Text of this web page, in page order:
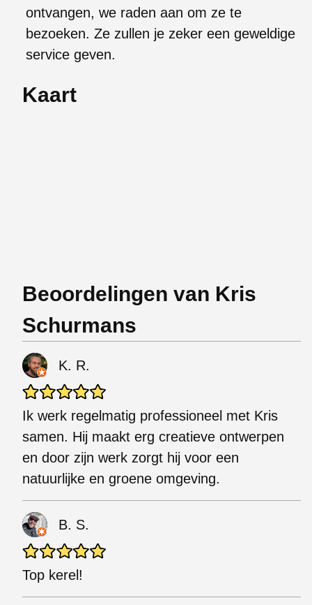
ontvangen, we raden aan om ze te
bezoeken. Ze zullen je zeker een geweldige
service geven.
Kaart
Beoordelingen van Kris
Schurmans
K. R.
Ik werk regelmatig professioneel met Kris
samen. Hij maakt erg creatieve ontwerpen
en door zijn werk zorgt hij voor een
natuurlijke en groene omgeving.
B. S.
Top kerel!